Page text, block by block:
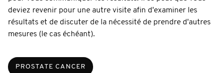
deviez revenir pour une autre visite afin d'examiner les
résultats et de discuter de la nécessité de prendre d'autres
mesures (le cas échéant).
PROSTATE CANCER